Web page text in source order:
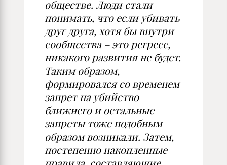
обществе. Люди стали
понимать, что если убивать
друг друга, хотя бы внутри
сообщества – это регресс,
никакого развития не будет.
Таким образом,
формировался со временем
запрет на убийство
ближнего и остальные
запреты тоже подобным
образом возникали. Затем,
постепенно накопленные